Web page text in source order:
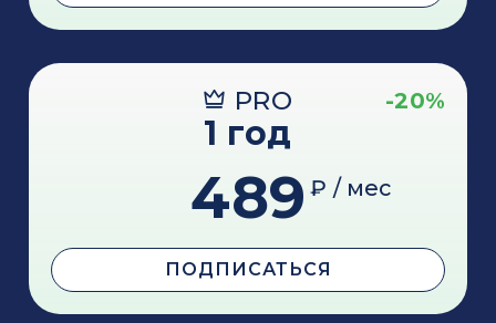
PRO -20%
1 год
489 ₽ / мес
ПОДПИСАТЬСЯ